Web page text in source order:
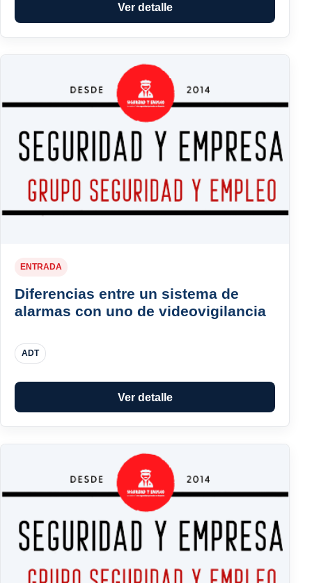
Ver detalle
ENTRADA
Diferencias entre un sistema de
alarmas con uno de videovigilancia
ADT
Ver detalle